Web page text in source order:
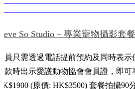
何爭議，Global Paws Limited...
So Studio – 專業寵物攝影套
員只需透過電話提前預約及同時表示
款時出示愛護動物協會會員證，即可享有
(原價: HK$3500) 套餐拍攝90